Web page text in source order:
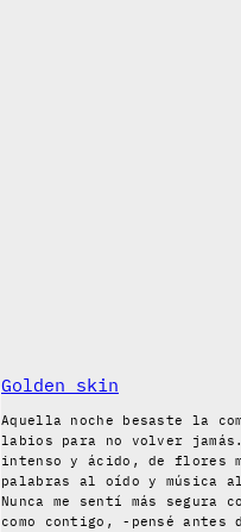
Golden skin
Aquella noche besaste la
labios para no volver
intenso y ácido, de flores
palabras al oído y música
Nunca me sentí más segura
como contigo, -pensé antes